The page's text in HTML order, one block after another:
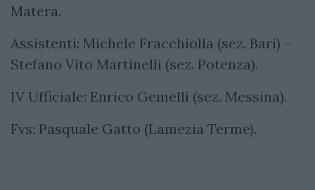
Matera.
Assistenti: Michele Fracchiolla (sez. Bari) –
Stefano Vito Martinelli (sez. Potenza).
IV Ufficiale: Enrico Gemelli (sez. Messina).
Fvs: Pasquale Gatto (Lamezia Terme).